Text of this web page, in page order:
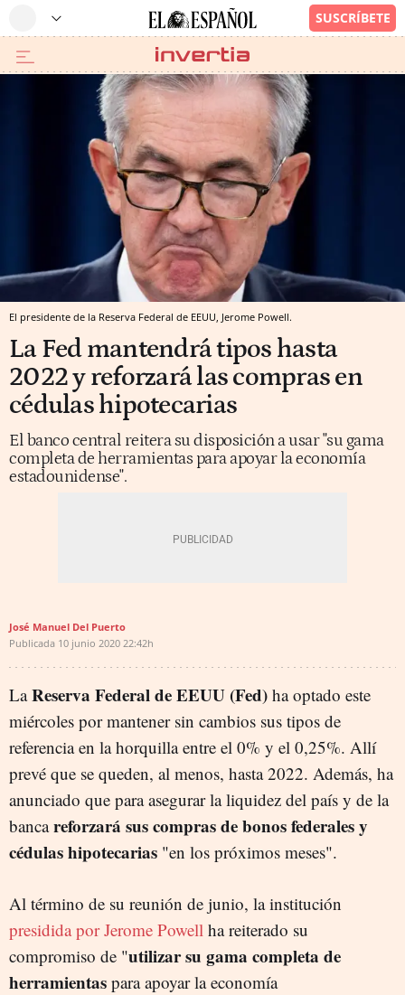
El presidente de la Reserva Federal de EEUU, Jerome Powell.
La Fed mantendrá tipos hasta
2022 y reforzará las compras en
cédulas hipotecarias
El banco central reitera su disposición a usar "su gama
completa de herramientas para apoyar la economía
estadounidense".
José Manuel Del Puerto
Publicada 10 junio 2020 22:42h
LaReserva Federal de EEUU (Fed) ha optado este
miércoles por mantener sin cambios sus tipos de
referencia en la horquilla entre el 0% y el 0,25%. Allí
prevé que se queden, al menos, hasta 2022. Además, ha
anunciado que para asegurar la liquidez del país y de la
bancareforzará sus compras de bonos federales y
cédulas hipotecarias "en los próximos meses".
Al término de su reunión de junio, la institución
presidida por Jerome Powell ha reiterado su
compromiso de "utilizar su gama completa de
herramientas para apoyar la economía